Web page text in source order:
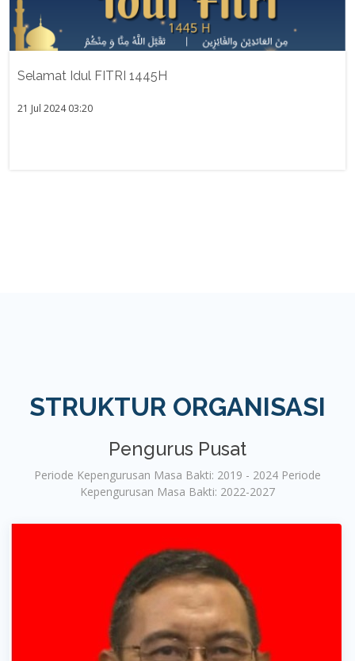
Selamat Idul FITRI 1445H
21 Jul 2024 03:20
STRUKTUR ORGANISASI
Pengurus Pusat
Periode Kepengurusan Masa Bakti: 2019 - 2024 Periode
Kepengurusan Masa Bakti: 2022-2027